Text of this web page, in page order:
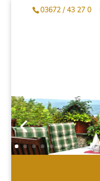
03672 / 43 27 0